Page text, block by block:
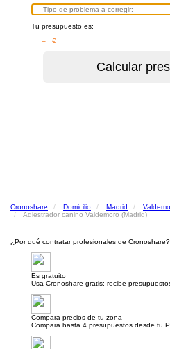
Tu presupuesto es:
– €
Cronoshare Domicilio Madrid
Adiestrador canino Valdemoro (Madrid)
¿Por qué contratar profesionales de Cronoshare?
Es gratuito
Usa Cronoshare gratis: recibe
Compara precios de tu zona
Compara hasta 4 presupuestos desde tu